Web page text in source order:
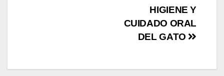
HIGIENE Y
CUIDADO ORAL
DEL GATO